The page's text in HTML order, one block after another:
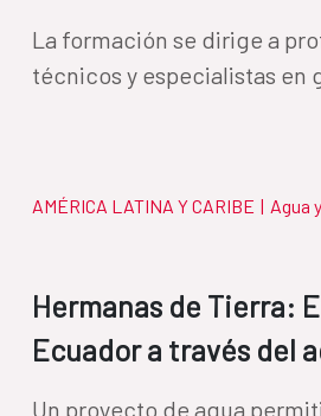
La formación se dirige a
técnicos y especialistas en
AMÉRICA LATINA Y CARIBE | Agua
Hermanas de Tierra:
Ecuador a través del
Un proyecto de agua